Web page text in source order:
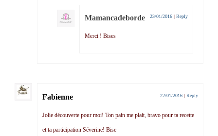
Mamancadeborde 23/01/2016 | Reply
Merci ! Bises
Fabienne 22/01/2016 | Reply
Jolie découverte pour moi! Ton pain me plait, bravo pour ta recette
et ta participation Séverine! Bise